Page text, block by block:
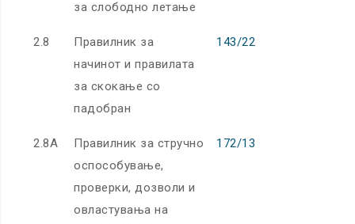
за слободно летање
2.8
Правилник за
начинот и правилата
за скокање со
падобран
143/22
2.8А
Правилник за стручно
оспособување,
проверки, дозволи и
овластувања на
172/13